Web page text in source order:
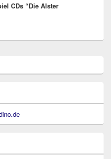
CDs “Die Alster